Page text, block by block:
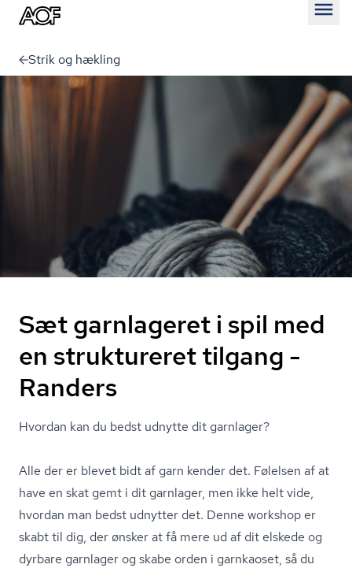
Strik og hækling
Sæt garnlageret i spil med
en struktureret tilgang -
Randers
Hvordan kan du bedst udnytte dit garnlager?
Alle der er blevet bidt af garn kender det. Følelsen af at
have en skat gemt i dit garnlager, men ikke helt vide,
hvordan man bedst udnytter det. Denne workshop er
skabt til dig, der ønsker at få mere ud af dit elskede og
dyrbare garnlager og skabe orden i garnkaoset, så du